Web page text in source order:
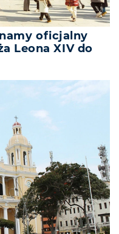
oficjalny
Leona XIV do